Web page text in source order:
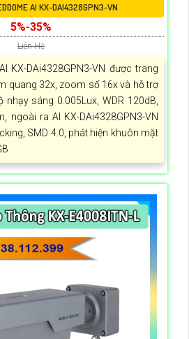
AI KX-DAI4328GPN3-VN
5%-35%
Liên Hệ
KX-DAi4328GPN3-VN được trang
quang 32x, zoom số 16x và hỗ trợ
nhạy sáng 0.005Lux, WDR 120dB,
ngoài ra AI KX-DAi4328GPN3-VN
SMD 4.0, phát hiện khuôn mặt